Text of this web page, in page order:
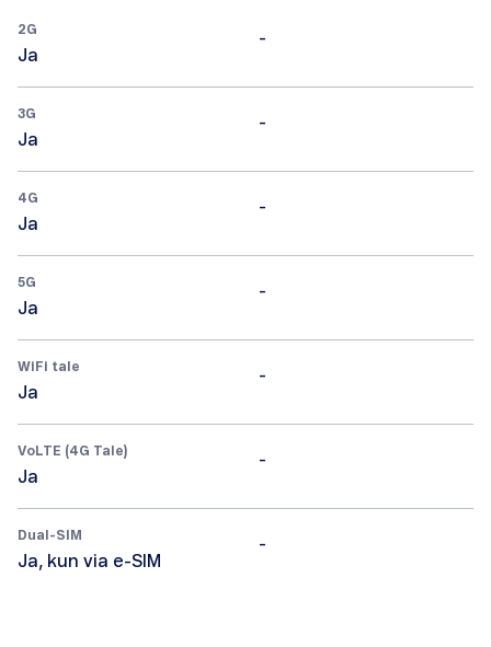
2G
Ja
-
3G
Ja
-
4G
Ja
-
5G
Ja
-
WiFi tale
Ja
-
VoLTE (4G Tale)
Ja
-
Dual-SIM
Ja, kun via e-SIM
-